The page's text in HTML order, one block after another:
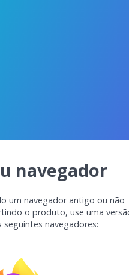
navegador
um navegador antigo ou não
o produto, use uma
navegadores: